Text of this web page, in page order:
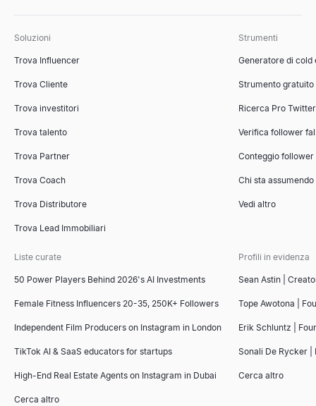
Soluzioni
Trova Influencer
Trova Cliente
Trova investitori
Trova talento
Trova Partner
Trova Coach
Trova Distributore
Trova Lead Immobiliari
Strumenti
Generatore di cold
Strumento
Ricerca Pro
Verifica follower
Conteggio follower
Chi sta assumendo
Vedi altro
Liste curate
50 Power Players Behind 2026's AI Investments
Female Fitness Influencers 20-35, 250K+ Followers
Independent Film Producers on Instagram in London
TikTok AI & SaaS educators for startups
High-End Real Estate Agents on Instagram in Dubai
Cerca altro
Profili in evidenza
Sean Astin |
Tope Awotona |
Erik Schluntz |
Sonali De Rycker |
Cerca altro